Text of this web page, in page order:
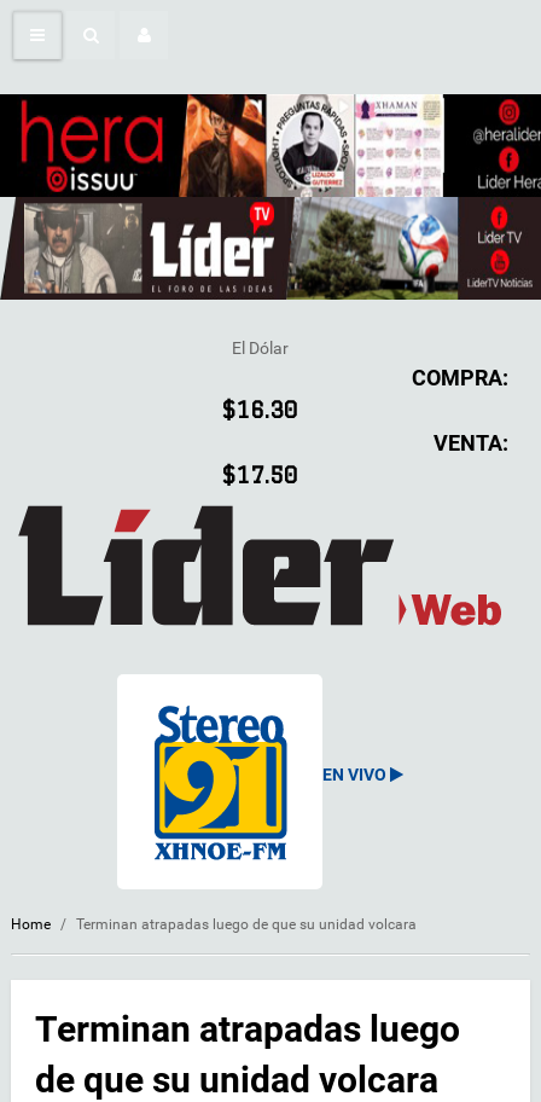
El Dólar
COMPRA:
$16.30
VENTA:
$17.50
EN VIVO
Home / Terminan atrapadas luego de que su unidad volcara
Terminan atrapadas luego
de que su unidad volcara